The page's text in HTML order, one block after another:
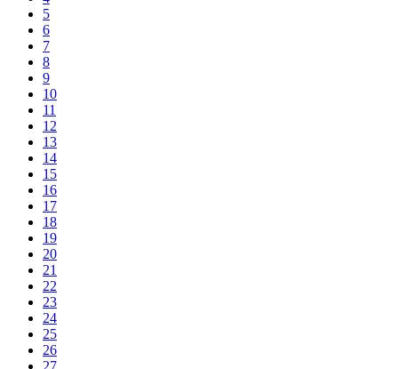
5
6
7
8
9
10
11
12
13
14
15
16
17
18
19
20
21
22
23
24
25
26